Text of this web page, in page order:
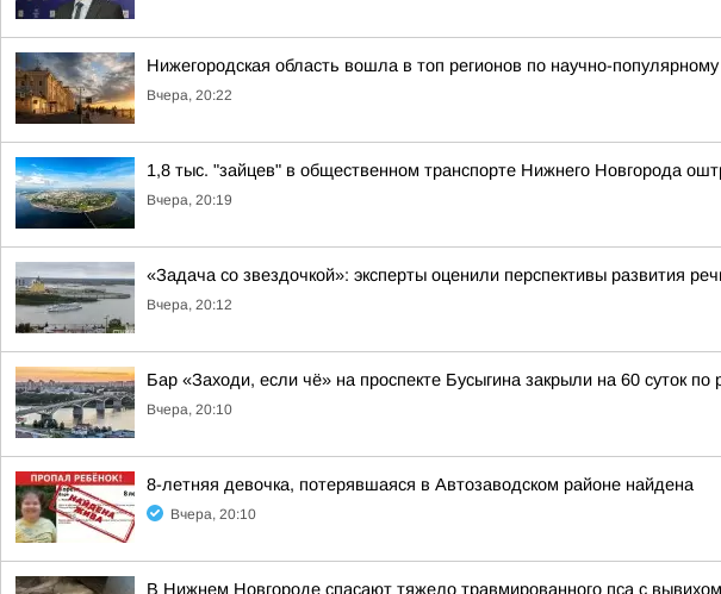
Нижегородская область вошла в топ регионов по научно-
Вчера, 20:22
1,8 тыс. "зайцев" в общественном транспорте Нижнего Новгорода
Вчера, 20:19
«Задача со звездочкой»: эксперты оценили перспективы развития
Вчера, 20:12
Бар «Заходи, если чё» на проспекте Бусыгина закрыли на 60 суток
Вчера, 20:10
8-летняя девочка, потерявшаяся в Автозаводском районе найдена
Вчера, 20:10
В Нижнем Новгороде спасают тяжело травмированного пса с